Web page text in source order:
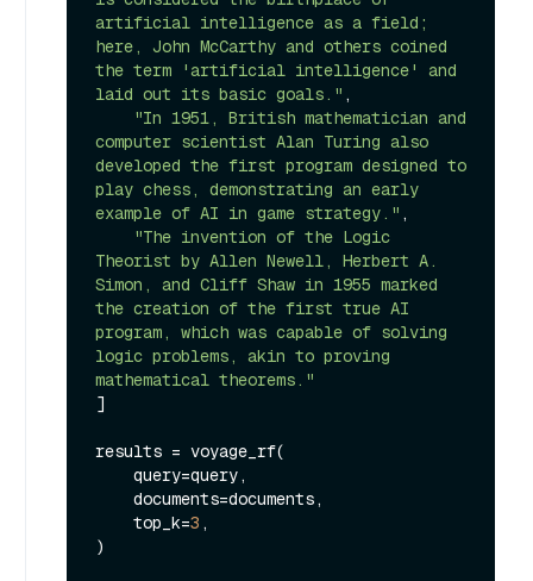
artificial intelligence as a field;
here, John McCarthy and others coined
the term 'artificial intelligence' and
laid out its basic goals." ,
"In 1951, British mathematician and
computer scientist Alan Turing also
developed the first program designed to
play chess, demonstrating an early
example of AI in game strategy." ,
"The invention of the Logic
Theorist by Allen Newell, Herbert A.
Simon, and Cliff Shaw in 1955 marked
the creation of the first true AI
program, which was capable of solving
logic problems, akin to proving
mathematical theorems."
]
results = voyage_rf(
    top_k=
3 ,
)